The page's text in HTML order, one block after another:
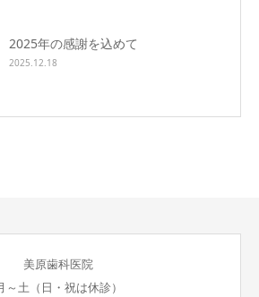
2025年の感謝を込めて
2025.12.18
美原歯科医院
～土（日・祝は休診）